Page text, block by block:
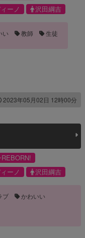
ーノ 沢田綱吉
い 教師 生徒
2023年05月02日 12時00分
ーノ 沢田綱吉
ブ
かわいい